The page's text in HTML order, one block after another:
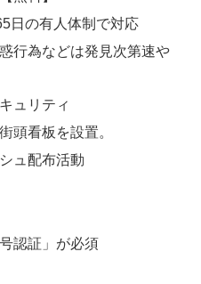
日の有人体制で対応
行為などは発見次第速や
ュリティ
頭看板を設置。
ュ配布活動
認証」が必須